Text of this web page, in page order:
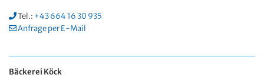
Tel.: +43 664 16 30 935
Anfrage per E-Mail
Bäckerei Köck